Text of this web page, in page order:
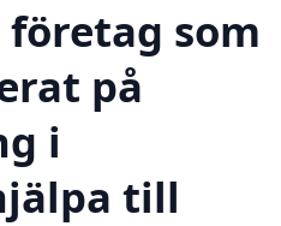
som
på
i
till